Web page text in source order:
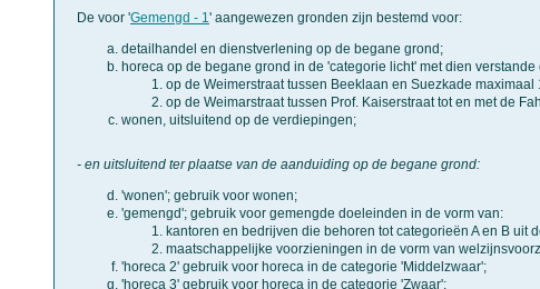
De voor 'Gemengd - 1' aangewezen gronden zijn bestemd voor:
detailhandel en dienstverlening op de begane grond;
horeca op de begane grond in de 'categorie licht' met dien verstande
op de Weimerstraat tussen Beeklaan en Suezkade
op de Weimarstraat tussen Prof. Kaiserstraat tot en met de
wonen, uitsluitend op de verdiepingen;
- en uitsluitend ter plaatse van de aanduiding op de begane grond:
'wonen'; gebruik voor wonen;
'gemengd'; gebruik voor gemengde doeleinden in de vorm van:
kantoren en bedrijven die behoren tot categorieën A en B
maatschappelijke voorzieningen in de vorm van
'horeca 2' gebruik voor horeca in de categorie 'Middelzwaar';
'horeca 3' gebruik voor horeca in de categorie 'Zwaar';